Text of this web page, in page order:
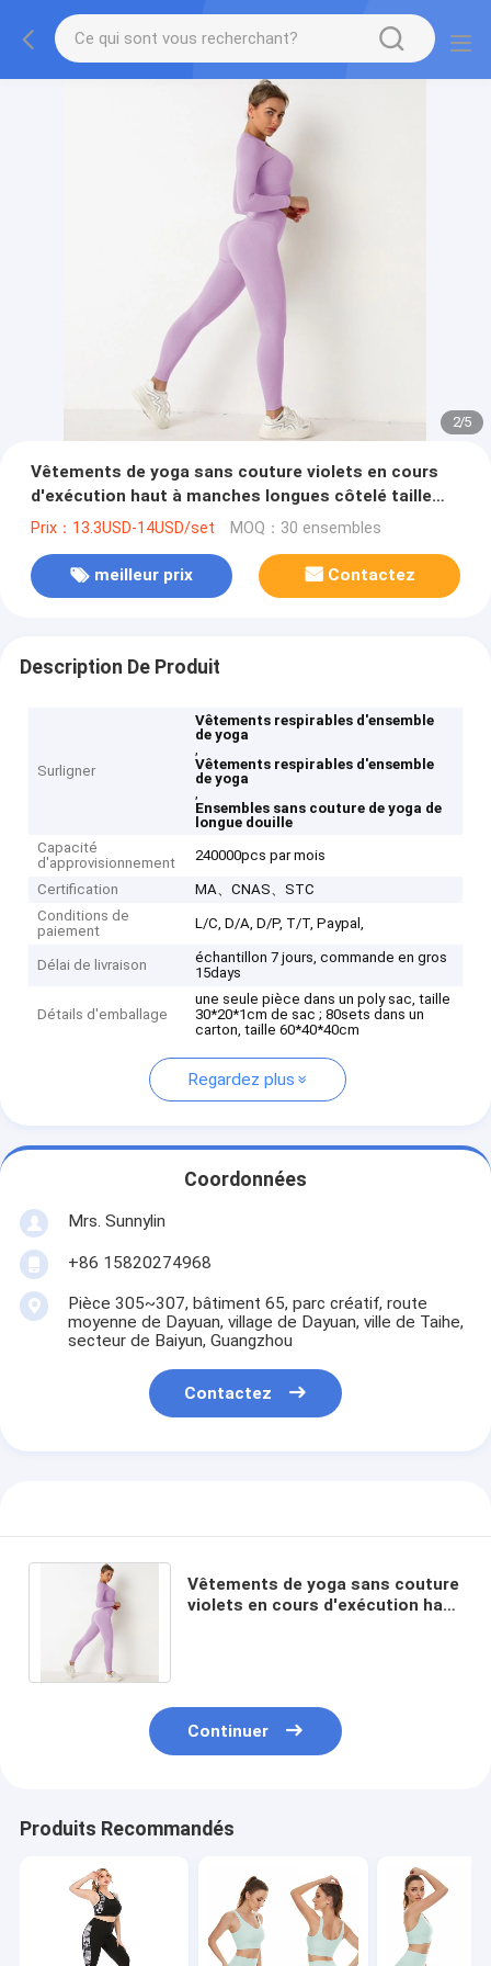
2/5
Vêtements de yoga sans couture violets en cours
d'exécution haut à manches longues côtelé taille
haute
Prix：13.3USD-14USD/set MOQ：30 ensembles
meilleur prix Contactez
Description De Produit
Surligner
Vêtements respirables d'ensemble
de yoga
,
Vêtements respirables d'ensemble
de yoga
,
Ensembles sans couture de yoga de
longue douille
Capacité
d'approvisionnement
240000pcs par mois
Certification
MA、CNAS、STC
Conditions de
paiement
L/C, D/A, D/P, T/T, Paypal,
Délai de livraison
échantillon 7 jours, commande en gros
15days
Détails d'emballage
une seule pièce dans un poly sac, taille
30*20*1cm de sac ; 80sets dans un
carton, taille 60*40*40cm
Regardez plus
Coordonnées
Mrs. Sunnylin
+86 15820274968
Pièce 305~307, bâtiment 65, parc créatif, route
moyenne de Dayuan, village de Dayuan, ville de Taihe,
secteur de Baiyun, Guangzhou
Contactez
Vêtements de yoga sans couture
violets en cours d'exécution haut
Continuer
Produits Recommandés